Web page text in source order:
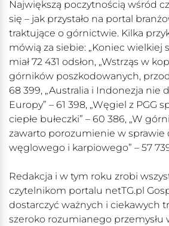
Największą poczytnością wśród
się – jak przystało na portal
traktujące o górnictwie. Kilka
mówią za siebie: „Koniec wielkiej
miał 72 431 odsłon, „Wstrząs w
górników poszkodowanych,
68 399, „Australia i Indonezja nie
Europy” – 61 398, „Węgiel z PGG
ciepłe bułeczki” – 60 386, „W
zawarto porozumienie w sprawie
węglowego i karpiowego” – 57
Redakcja i w tym roku zrobi
czytelnikom portalu netTG.pl
dostarczyć ważnych i ciekawych
szeroko rozumianego przemysłu